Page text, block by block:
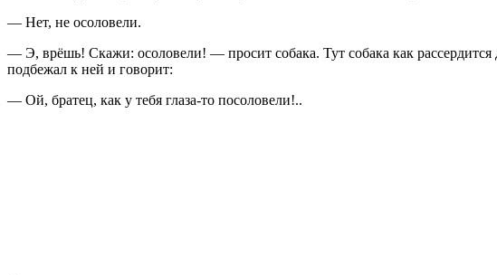
— Нет, не осоловели.
— Э, врёшь! Скажи: осоловели! — просит собака. Тут собака как рассердится
подбежал к ней и говорит:
— Ой, братец, как у тебя глаза-то посоловели!..